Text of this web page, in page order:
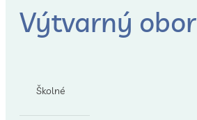
Výtvarný obor
Školné